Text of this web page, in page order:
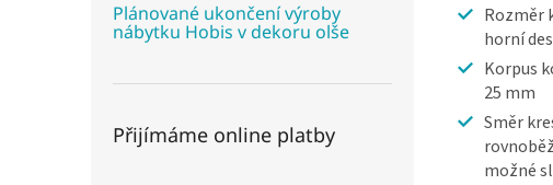
Plánované ukončení výroby
nábytku Hobis v dekoru olše
Přijímáme online platby
Rozměr
horní
Korpus
25 mm
Směr
možné